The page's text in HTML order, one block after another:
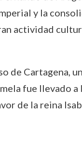
y la
actividad
de Cartagena,
fue llevado a
de la reina